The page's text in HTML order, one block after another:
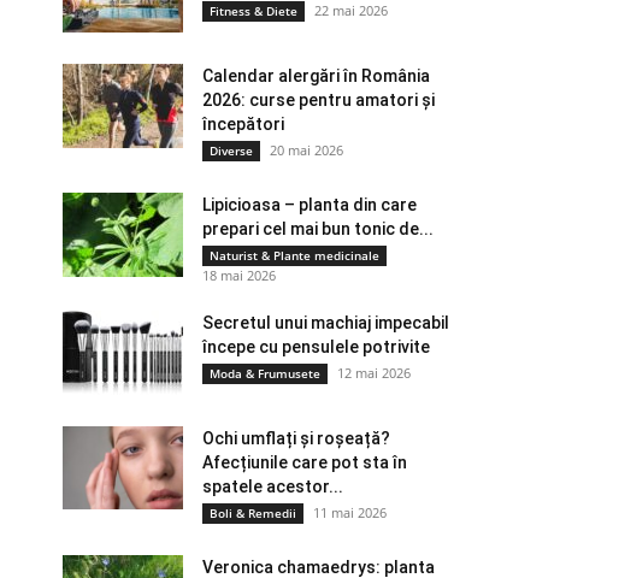
Fitness & Diete 22 mai 2026
Calendar alergări în România
2026: curse pentru amatori și
începători
Diverse 20 mai 2026
Lipicioasa – planta din care
prepari cel mai bun tonic de...
Naturist & Plante medicinale
18 mai 2026
Secretul unui machiaj impecabil
începe cu pensulele potrivite
Moda & Frumusete 12 mai 2026
Ochi umflați și roșeață?
Afecțiunile care pot sta în
spatele acestor...
Boli & Remedii 11 mai 2026
Veronica chamaedrys: planta